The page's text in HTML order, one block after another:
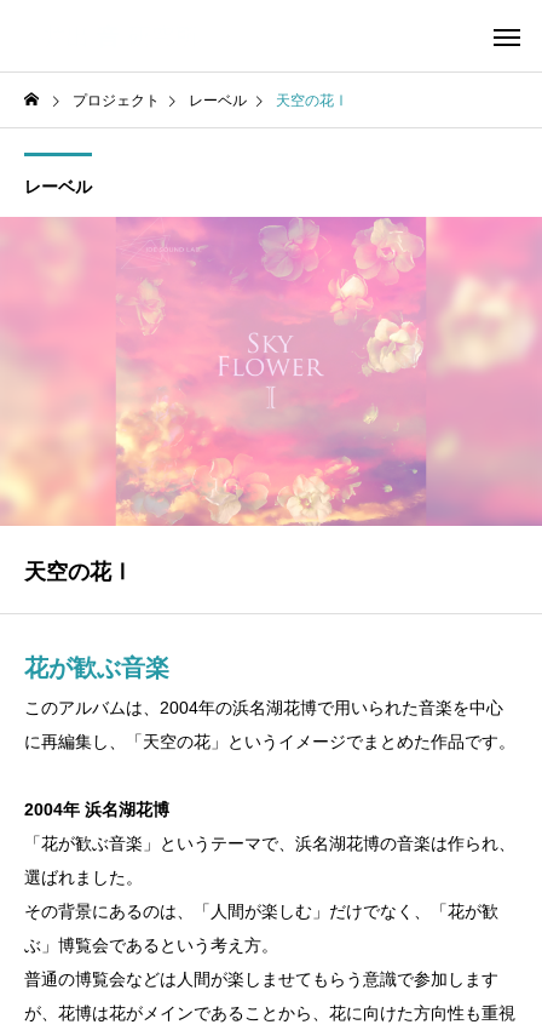
プロジェクト レーベル 天空の花Ⅰ
レーベル
天空の花Ⅰ
花が歓ぶ音楽
このアルバムは、2004年の浜名湖花博で用いられた音楽を中心
に再編集し、「天空の花」というイメージでまとめた作品です。
2004年 浜名湖花博
「花が歓ぶ音楽」というテーマで、浜名湖花博の音楽は作られ、
選ばれました。
その背景にあるのは、「人間が楽しむ」だけでなく、「花が歓
ぶ」博覧会であるという考え方。
普通の博覧会などは人間が楽しませてもらう意識で参加します
が、花博は花がメインであることから、花に向けた方向性も重視